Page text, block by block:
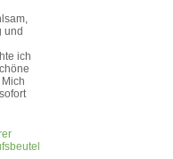
und
ich